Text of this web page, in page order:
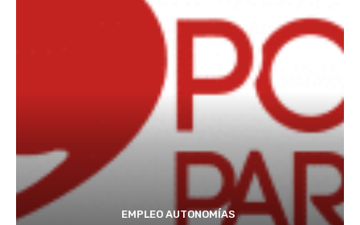
EMPLEO AUTONOMÍAS